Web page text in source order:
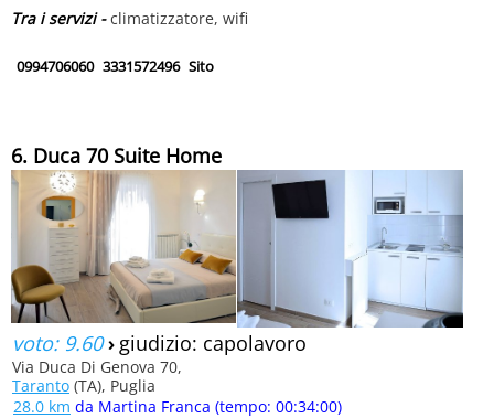
Tra i servizi -climatizzatore, wifi
0994706060 3331572496 Sito
6. Duca 70 Suite Home
voto: 9.60› giudizio: capolavoro
Via Duca Di Genova 70,
Taranto (TA), Puglia
28.0 km da Martina Franca (tempo: 00:34:00)